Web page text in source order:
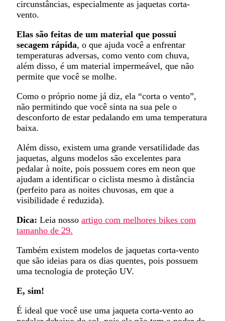
circunstâncias, especialmente as jaquetas corta-
vento.
Elas são feitas de um material que possui
secagem rápida, o que ajuda você a enfrentar
temperaturas adversas, como vento com chuva,
além disso, é um material impermeável, que não
permite que você se molhe.
Como o próprio nome já diz, ela “corta o vento”,
não permitindo que você sinta na sua pele o
desconforto de estar pedalando em uma temperatura
baixa.
Além disso, existem uma grande versatilidade das
jaquetas, alguns modelos são excelentes para
pedalar à noite, pois possuem cores em neon que
ajudam a identificar o ciclista mesmo à distância
(perfeito para as noites chuvosas, em que a
visibilidade é reduzida).
Dica: Leia nosso artigo com melhores bikes com
tamanho de 29.
Também existem modelos de jaquetas corta-vento
que são ideias para os dias quentes, pois possuem
uma tecnologia de proteção UV.
E, sim!
É ideal que você use uma jaqueta corta-vento ao